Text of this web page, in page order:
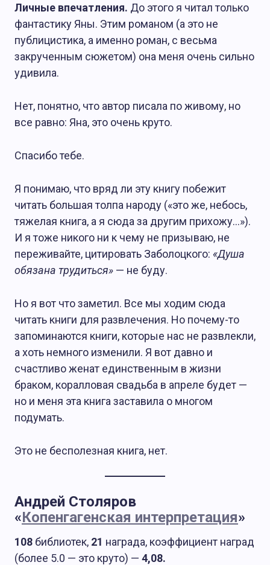
Личные впечатления. До этого я читал только
фантастику Яны. Этим романом (а это не
публицистика, а именно роман, с весьма
закрученным сюжетом) она меня очень сильно
удивила.
Нет, понятно, что автор писала по живому, но
все равно: Яна, это очень круто.
Спасибо тебе.
Я понимаю, что вряд ли эту книгу побежит
читать большая толпа народу («это же, небось,
тяжелая книга, а я сюда за другим прихожу…»).
И я тоже никого ни к чему не призываю, не
переживайте, цитировать Заболоцкого: «Душа
обязана трудиться» — не буду.
Но я вот что заметил. Все мы ходим сюда
читать книги для развлечения. Но почему-то
запоминаются книги, которые нас не развлекли,
а хоть немного изменили. Я вот давно и
счастливо женат единственным в жизни
браком, коралловая свадьба в апреле будет —
но и меня эта книга заставила о многом
подумать.
Это не бесполезная книга, нет.
Андрей Столяров
«Копенгагенская интерпретация»
108 библиотек, 21 награда, коэффициент наград
(более 5.0 — это круто) — 4,08.